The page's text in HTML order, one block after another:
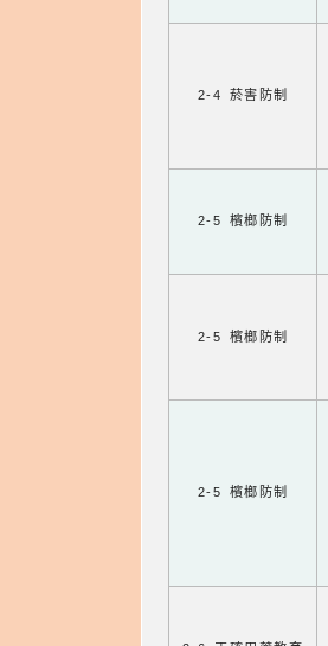
2-4 菸害防制
2-5 檳榔防制
2-5 檳榔防制
2-5 檳榔防制